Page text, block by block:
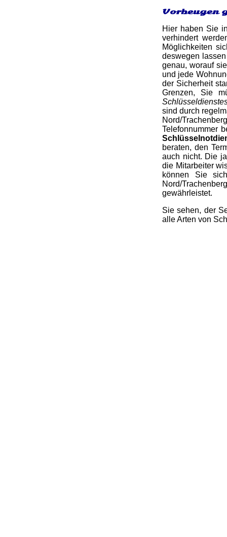
Vorbeugen
Hier haben Sie
verhindert
Möglichkeiten
deswegen
genau, worauf
und jede
der Sicherheit
Grenzen, Sie
sind durch
Nord/
Telefonnummer
beraten, den
auch nicht. Die
die Mitarbeiter
können Sie
Nord/
gewährleistet.
Sie sehen, der
alle Arten von